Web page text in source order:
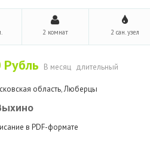
2 комнат 2 сан. узел
Рубль В месяц длительный
область,Люберцы
в PDF-формате